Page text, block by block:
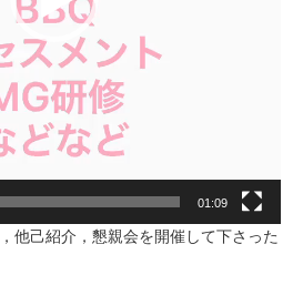
01:09
他己紹介，懇親会を開催して下さった